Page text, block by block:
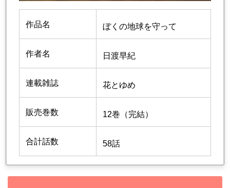
作品名 ぼくの地球を守って
作者名 日渡早紀
連載雑誌 花とゆめ
販売巻数 12巻（完結）
合計話数 58話